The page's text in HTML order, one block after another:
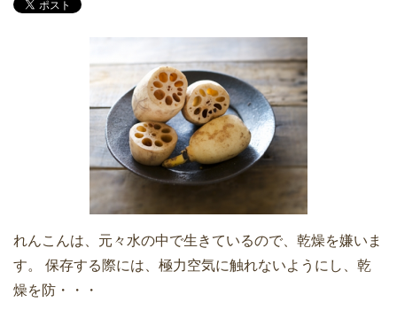
れんこんは、元々水の中で生きているので、乾燥を嫌いま
す。 保存する際には、極力空気に触れないようにし、乾
燥を防・・・